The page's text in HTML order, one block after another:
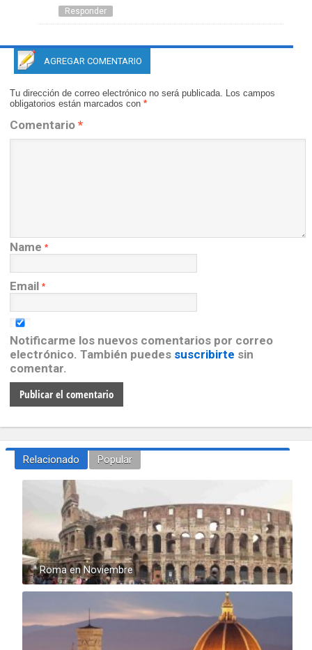
Responder
AGREGAR COMENTARIO
Tu dirección de correo electrónico no será publicada.
Los campos
obligatorios están marcados con *
Comentario *
Name *
Email *
Notificarme los nuevos comentarios por correo
electrónico. También puedes suscribirte sin
comentar.
Relacionado Popular
Roma en Noviembre